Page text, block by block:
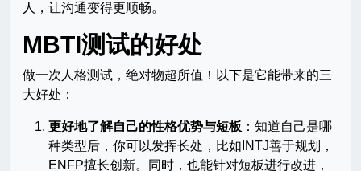
人，让沟通变得更顺畅。
MBTI测试的好处
做一次人格测试，绝对物超所值！以下是它能带来的三
大好处：
更好地了解自己的性格优势与短板 ：知道自己是哪
种类型后，你可以发挥长处，比如INTJ善于规划，
ENFP擅长创新。同时，也能针对短板进行改进，